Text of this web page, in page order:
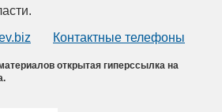
Контактные телефоны
открытая гиперссылка на